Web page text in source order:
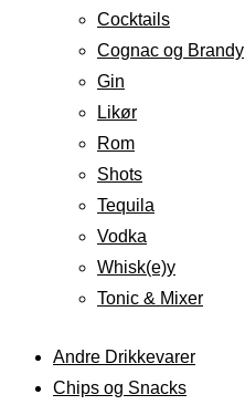
Cocktails
Cognac og Brandy
Gin
Likør
Rom
Shots
Tequila
Vodka
Whisk(e)y
Tonic & Mixer
Andre Drikkevarer
Chips og Snacks